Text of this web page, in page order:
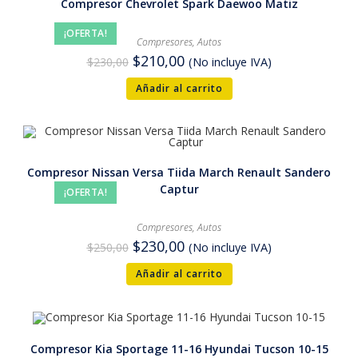
¡OFERTA!
Compresor Chevrolet Spark Daewoo Matiz
Compresores,Autos
$230,00 $210,00 (No incluye IVA)
Añadir al carrito
¡OFERTA!
Compresor Nissan Versa Tiida March Renault Sandero
Captur
Compresores,Autos
$250,00 $230,00 (No incluye IVA)
Añadir al carrito
Compresor Kia Sportage 11-16 Hyundai Tucson 10-15